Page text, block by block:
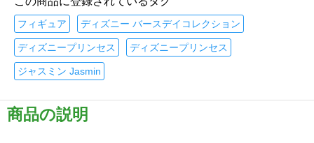
フィギュア ディズニー バースデイコレクション
ディズニープリンセス ディズニープリンセス
ジャスミン Jasmin
商品の説明